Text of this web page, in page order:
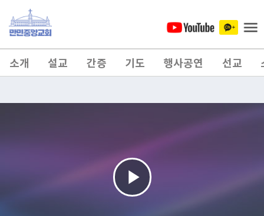
소개 설교 간증 기도 행사공연 선교
Play